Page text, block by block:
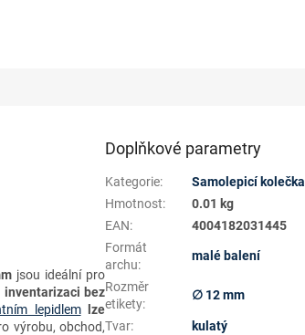
jsou ideální pro
bez
lepidlem
lze
výrobu, obchod,
Doplňkové parametry
Kategorie:
Samolepicí kolečka
Hmotnost:
0.01 kg
EAN:
4004182031445
Formát
archu:
malé balení
Rozměr
etikety:
∅ 12 mm
Tvar:
kulatý